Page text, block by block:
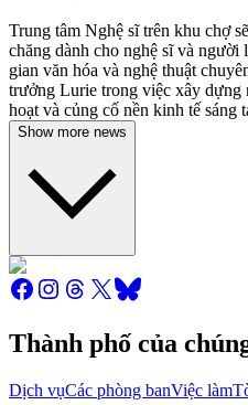
Trung tâm Nghệ sĩ trên khu chợ
chăng dành cho nghệ sĩ và
gian văn hóa và nghệ thuật
trưởng Lurie trong việc xây dựng
hoạt và củng cố nền kinh tế sáng
Show more news
Thành phố của
Dịch vụCác phòng banViệc làm